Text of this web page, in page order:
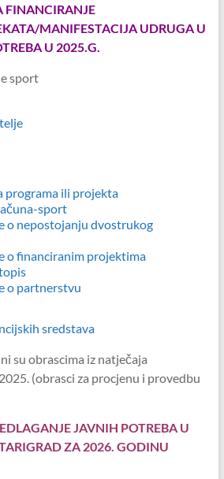
FINANCIRANJE
MANIFESTACIJA UDRUGA U
U 2025.G.
sport
programa ili projekta
sport
o nepostojanju dvostrukog
o financiranim projektima
o partnerstvu
sredstava
su obrascima iz natječaja
(obrasci za procjenu i provedbu
JAVNIH POTREBA U
ZA 2026. GODINU